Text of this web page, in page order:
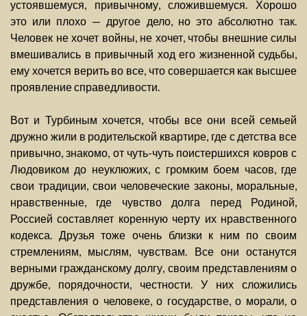
устоявшемуся, привычному, сложившемуся. Хорошо
это или плохо — другое дело, но это абсолютно так.
Человек не хочет войны, не хочет, чтобы внешние силы
вмешивались в привычный ход его жизненной судьбы,
ему хочется верить во все, что совершается как высшее
проявление справедливости.
Вот и Турбиным хочется, чтобы все они всей семьей
дружно жили в родительской квартире, где с детства все
привычно, знакомо, от чуть-чуть поистершихся ковров с
Людовиком до неуклюжих, с громким боем часов, где
свои традиции, свои человеческие законы, моральные,
нравственные, где чувство долга перед Родиной,
Россией составляет коренную черту их нравственного
кодекса. Друзья тоже очень близки к ним по своим
стремлениям, мыслям, чувствам. Все они останутся
верными гражданскому долгу, своим представлениям о
дружбе, порядочности, честности. У них сложились
представления о человеке, о государстве, о морали, о